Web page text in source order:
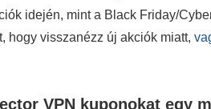
idején, mint a Black Friday/
hogy visszanézz új akciók miatt,
VPN kuponokat egy